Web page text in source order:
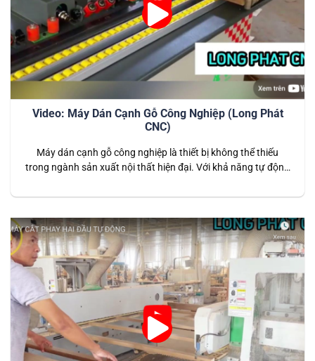
Video: Máy Dán Cạnh Gỗ Công Nghiệp (Long Phát
CNC)
Máy dán cạnh gỗ công nghiệp là thiết bị không thể thiếu
trong ngành sản xuất nội thất hiện đại. Với khả năng tự động
phẩm gỗ công nghiệp một cách nhanh chóng, chính xác, tạo